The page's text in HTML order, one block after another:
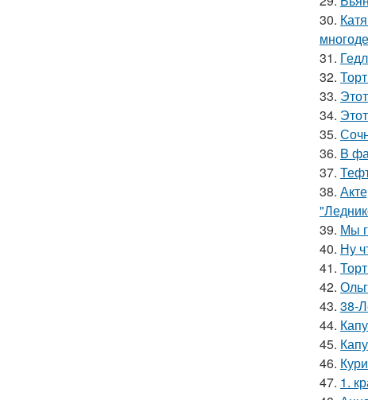
30.
31.
32.
33.
34.
35.
36. B
37.
38.
39. Мы
40. Ну
41.
42.
43. 38-
44.
45.
46.
47. 1.